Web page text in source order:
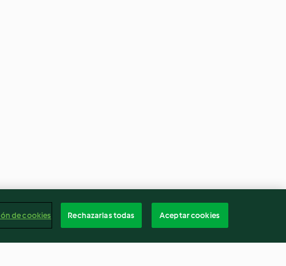
de cookies Rechazarlas todas Aceptar cookies